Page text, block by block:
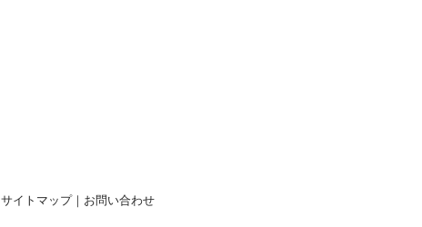
サイトマップ｜ お問い合わせ